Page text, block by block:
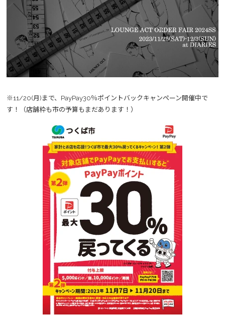
※11/20(月)まで、PayPay30％ポイントバックキャンペーン開催中で
す！（店舗枠も市の予算もまだあります！）